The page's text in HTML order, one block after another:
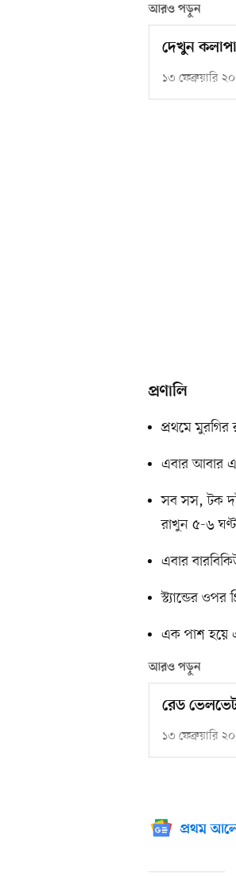
আরও পড়ুন
দেখুন
১৩ ফেব্রুয়ারি
প্রণালি
প্রথমে মুরগির
এবার আবার
সব সস, টক দই
রাখুন ৫-৬
এবার
স্ট্যান্ডের
এক পাশ হয়ে
আরও পড়ুন
রেড
১৩ ফেব্রুয়ারি
প্রথম